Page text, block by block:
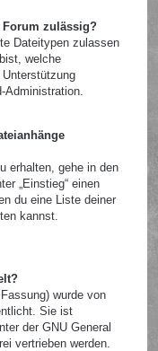
Forum zulässig?
Dateitypen zulassen
welche
Administration.
erhalten, gehe in den
„Einstieg“ einen
du eine Liste deiner
kannst.
wurde von
Sie ist
der GNU General
vertrieben werden.